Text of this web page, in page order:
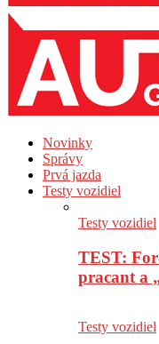
Novinky
Správy
Prvá jazda
Testy vozidiel
Testy vozidiel
TEST:
pracant a
Testy vozidiel